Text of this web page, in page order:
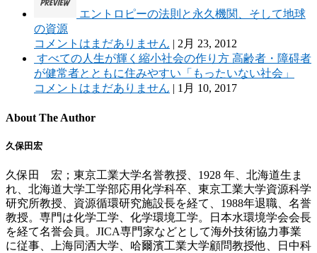
エントロピーの法則と永久機関、そして地球
の資源
コメントはまだありません | 2月 23, 2012
すべての人生が輝く縮小社会の作り方 高齢者・障碍者
が健常者とともに住みやすい「もったいない社会」
コメントはまだありません | 1月 10, 2017
About The Author
久保田宏
久保田 宏；東京工業大学名誉教授、1928 年、北海道生ま
れ、北海道大学工学部応用化学科卒、東京工業大学資源科学
研究所教授、資源循環研究施設長を経て、1988年退職、名誉
教授。専門は化学工学、化学環境工学。日本水環境学会会長
を経て名誉会員。JICA専門家などとして海外技術協力事業
に従事、上海同洒大学、哈爾濱工業大学顧問教授他、日中科